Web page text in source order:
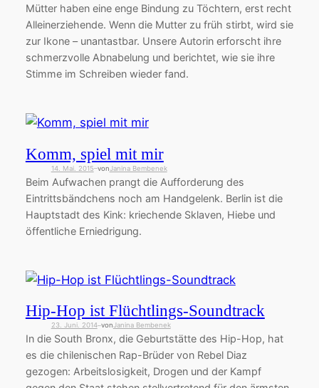
Mütter haben eine enge Bindung zu Töchtern, erst recht
Alleinerziehende. Wenn die Mutter zu früh stirbt, wird sie
zur Ikone – unantastbar. Unsere Autorin erforscht ihre
schmerzvolle Abnabelung und berichtet, wie sie ihre
Stimme im Schreiben wieder fand.
Komm, spiel mit mir
14. Mai. 2015—vonJanina Bembenek
Beim Aufwachen prangt die Aufforderung des
Eintrittsbändchens noch am Handgelenk. Berlin ist die
Hauptstadt des Kink: kriechende Sklaven, Hiebe und
öffentliche Erniedrigung.
Hip-Hop ist Flüchtlings-Soundtrack
23. Juni. 2014—vonJanina Bembenek
In die South Bronx, die Geburtstätte des Hip-Hop, hat
es die chilenischen Rap-Brüder von Rebel Diaz
gezogen: Arbeitslosigkeit, Drogen und der Kampf